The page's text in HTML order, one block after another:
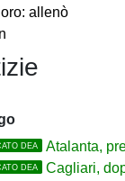
allenò
DEA Atalanta, pressing
DEA Cagliari, doppio